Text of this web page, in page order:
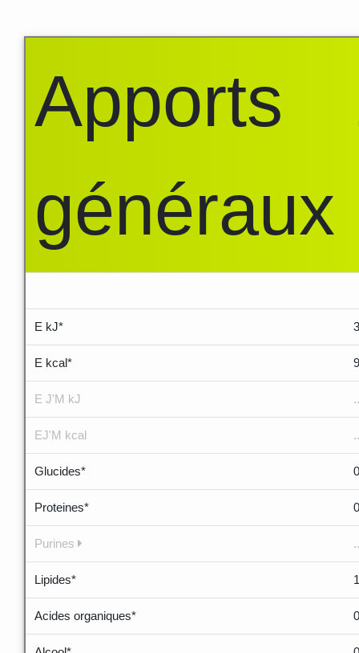
Apports
généraux
E kJ*
E kcal*
E J'M kJ
EJ'M kcal
Glucides*
Proteines*
Purines
Lipides*
Acides organiques*